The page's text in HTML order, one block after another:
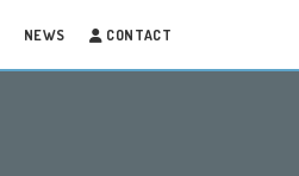
NEWS CONTACT